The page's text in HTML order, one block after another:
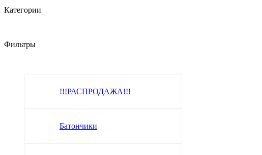
Категории
Фильтры
!!!РАСПРОДАЖА!!!
Батончики